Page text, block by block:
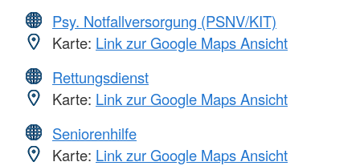
Psy. Notfallversorgung (PSNV/KIT)
Karte: Link zur Google Maps Ansicht
Rettungsdienst
Karte: Link zur Google Maps Ansicht
Seniorenhilfe
Karte: Link zur Google Maps Ansicht